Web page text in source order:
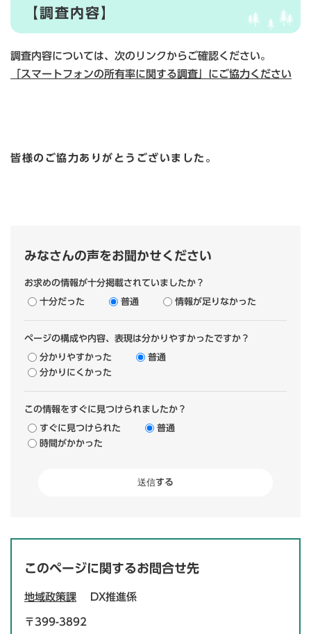
【調査内容】
調査内容については、次のリンクからご確認ください。
「スマートフォンの所有率に関する調査」にご協力ください​
皆様のご協力ありがとうございました。
みなさんの声をお聞かせください
お求めの情報が十分掲載されていましたか？
十分だった 普通 情報が足りなかった
ページの構成や内容、表現は分かりやすかったですか？
分かりやすかった
普通
分かりにくかった
この情報をすぐに見つけられましたか？
すぐに見つけられた
普通
時間がかかった
このページに関するお問合せ先
地域政策課 DX推進係
〒399-3892